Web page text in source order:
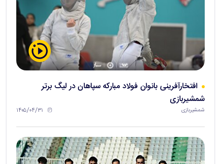
افتخارآفرینی بانوان فولاد مبارکه سپاهان در لیگ برتر
شمشیربازی
شمشیربازی ۱۴۰۵/۰۴/۳۱